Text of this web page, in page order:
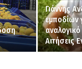
Γιάννης
εμποδίων
Αιτήσεις